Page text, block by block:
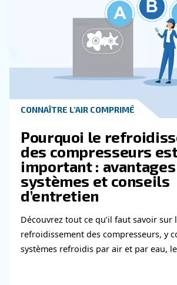
Pharmaceutique ?
Quels Sont Les
De Compresseurs
Pharmaceutique ?